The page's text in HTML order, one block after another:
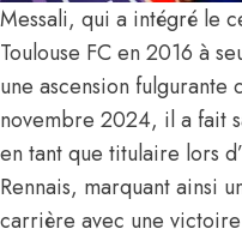
Messali, qui a intégré le
Toulouse FC en 2016 à
une ascension fulgurante
novembre 2024, il a fait
en tant que titulaire lors
Rennais, marquant ainsi
carrière avec une